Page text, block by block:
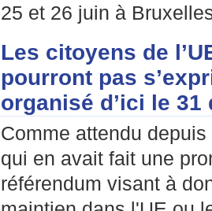
25 et 26 juin à
Les citoyens de
pourront pas
organisé d’ici le 31
Comme attendu
qui en avait fait une
référendum visant à